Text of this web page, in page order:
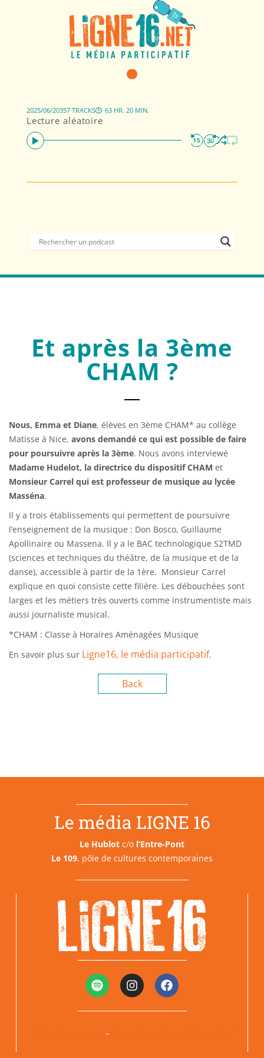
Lecture aléatoire
2025/06/20357 TRACKS 63 HR. 20 MIN.
Et après la 3ème
CHAM ?
Nous, Emma et Diane, élèves en 3ème CHAM* au collège
Matisse à Nice, avons demandé ce qui est possible de faire
pour poursuivre après la 3ème. Nous avons interviewé
Madame Hudelot, la directrice du dispositif CHAM et
Monsieur Carrel qui est professeur de musique au lycée
Masséna.
Il y a trois établissements qui permettent de poursuivre
l’enseignement de la musique : Don Bosco, Guillaume
Apollinaire ou Massena. Il y a le BAC technologique S2TMD
(sciences et techniques du théâtre, de la musique et de la
danse), accessible à partir de la 1ère. Monsieur Carrel
explique en quoi consiste cette filière. Les débouchées sont
larges et les métiers très ouverts comme instrumentiste mais
aussi journaliste musical.
*CHAM : Classe à Horaires Aménagées Musique
En savoir plus sur Ligne16, le média participatif.
Back
Le média LIGNE 16
Le Hublot c/o l’Entre-Pont
Le 109, pôle de cultures contemporaines
–